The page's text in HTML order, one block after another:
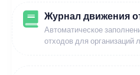
Журнал движения
Автоматическое
отходов для организаций